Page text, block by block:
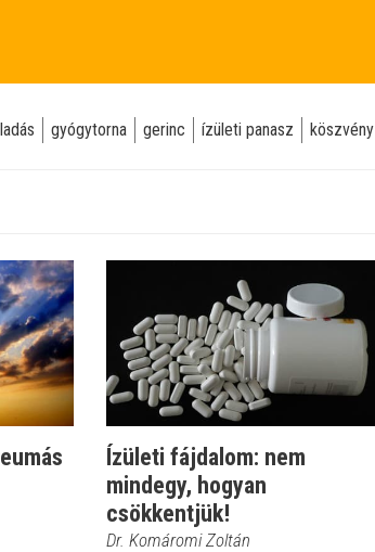
gyógytorna gerinc ízületi panasz köszvény
Ízületi fájdalom: nem
mindegy, hogyan
csökkentjük!
Dr. Komáromi Zoltán